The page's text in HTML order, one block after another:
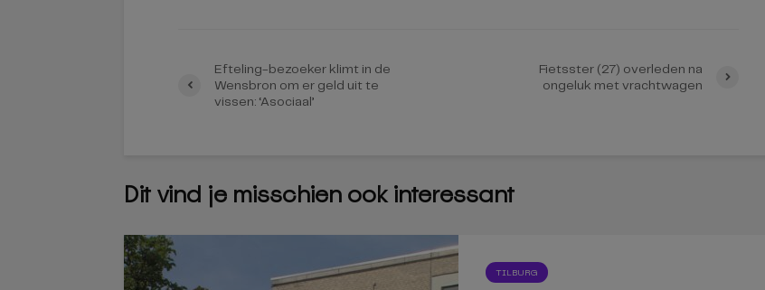
Efteling-bezoeker klimt in de
Wensbron om er geld uit te
vissen: ‘Asociaal’
Fietsster (27) overleden na
ongeluk met vrachtwagen
Dit vind je misschien ook interessant
TILBURG